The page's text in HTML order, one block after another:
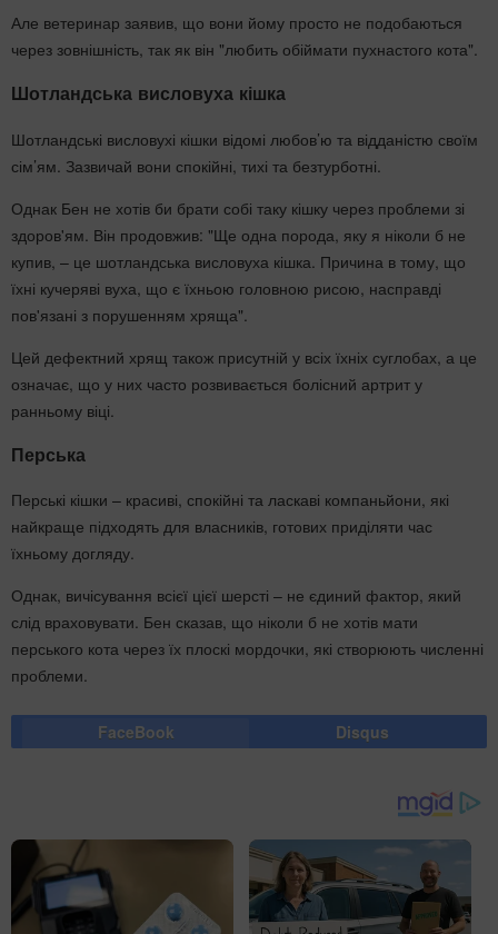
Але ветеринар заявив, що вони йому просто не подобаються
через зовнішність, так як він "любить обіймати пухнастого кота".
Шотландська висловуха кішка
Шотландські висловухі кішки відомі любов’ю та відданістю своїм
сім’ям. Зазвичай вони спокійні, тихі та безтурботні.
Однак Бен не хотів би брати собі таку кішку через проблеми зі
здоров'ям. Він продовжив: "Ще одна порода, яку я ніколи б не
купив, – це шотландська висловуха кішка. Причина в тому, що
їхні кучеряві вуха, що є їхньою головною рисою, насправді
пов'язані з порушенням хряща".
Цей дефектний хрящ також присутній у всіх їхніх суглобах, а це
означає, що у них часто розвивається болісний артрит у
ранньому віці.
Перська
Перські кішки – красиві, спокійні та ласкаві компаньйони, які
найкраще підходять для власників, готових приділяти час
їхньому догляду.
Однак, вичісування всієї цієї шерсті – не єдиний фактор, який
слід враховувати. Бен сказав, що ніколи б не хотів мати
перського кота через їх плоскі мордочки, які створюють численні
проблеми.
FaceBook Disqus